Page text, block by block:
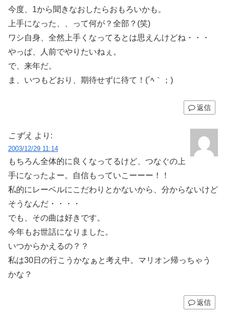
今度、1から聞きなおしたらおもろいかも。
上手になった、、って何が？全部？(笑)
ワシ自身、全然上手くなってるとは思えんけどね・・・
やっぱ、人前でやりたいねぇ。
で、来年だ。
ま、いつもどおり、期待せずに待て！(´ﾍ｀；)
返信
こずえ より:
2003/12/29 11:14
もちろん全体的に良くなってるけど、つなぐの上
手になったよー。自信もっていこーーー！！
私的にレーベルにこだわりとかないから、分からないけど
そうなんだ・・・・
でも、その曲は好きです。
今年もお世話になりました。
いつからかえるの？？
私は30日の行こうかなぁと考え中。マリオン帰っちゃう
かな？
返信